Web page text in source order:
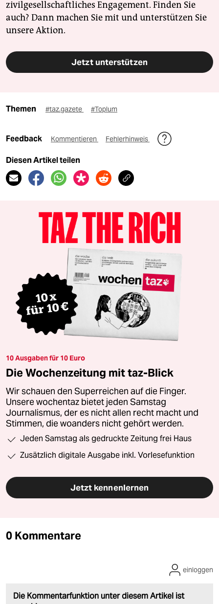
zivilgesellschaftliches Engagement. Finden Sie
auch? Dann machen Sie mit und unterstützen Sie
unsere Aktion.
Jetzt unterstützen
Themen #taz.gazete #Toplum
Feedback Kommentieren Fehlerhinweis
Diesen Artikel teilen
10 Ausgaben für 10 Euro
Die Wochenzeitung mit taz-Blick
Wir schauen den Superreichen auf die Finger.
Unsere wochentaz bietet jeden Samstag
Journalismus, der es nicht allen recht macht und
Stimmen, die woanders nicht gehört werden.
Jeden Samstag als gedruckte Zeitung frei Haus
Zusätzlich digitale Ausgabe inkl. Vorlesefunktion
Jetzt kennenlernen
0 Kommentare
Die Kommentarfunktion unter diesem Artikel ist
einloggen